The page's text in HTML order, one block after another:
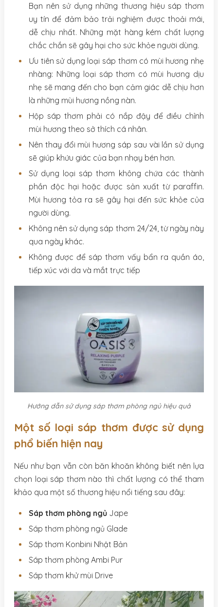
Bạn nên sử dụng những thương hiệu sáp thơm
uy tín để đảm bảo trải nghiệm được thoải mái,
dễ chịu nhất. Những mặt hàng kém chất lượng
chắc chắn sẽ gây hại cho sức khỏe người dùng.
Ưu tiên sử dụng loại sáp thơm có mùi hương nhẹ
nhàng: Những loại sáp thơm có mùi hương dịu
nhẹ sẽ mang đến cho bạn cảm giác dễ chịu hơn
là những mùi hương nồng nàn.
Hộp sáp thơm phải có nắp đậy để điều chỉnh
mùi hương theo sở thích cá nhân.
Nên thay đổi mùi hương sáp sau vài lần sử dụng
sẽ giúp khứu giác của bạn nhạy bén hơn.
Sử dụng loại sáp thơm không chứa các thành
phần độc hại hoặc được sản xuất từ paraffin.
Mùi hương tỏa ra sẽ gây hại đến sức khỏe của
người dùng.
Không nên sử dụng sáp thơm 24/24, từ ngày này
qua ngày khác.
Không được để sáp thơm vấy bẩn ra quần áo,
tiếp xúc với da và mắt trực tiếp
Hướng dẫn sử dụng sáp thơm phòng ngủ hiệu quả
Một số loại sáp thơm được sử dụng
phổ biến hiện nay
Nếu như bạn vẫn còn băn khoăn không biết nên lựa
chọn loại sáp thơm nào thì chất lượng có thể tham
khảo qua một số thương hiệu nổi tiếng sau đây:
Sáp thơm phòng ngủJape
Sáp thơm phòng ngủ Glade
Sáp thơm Konbini Nhật Bản
Sáp thơm phòng Ambi Pur
Sáp thơm khử mùi Drive